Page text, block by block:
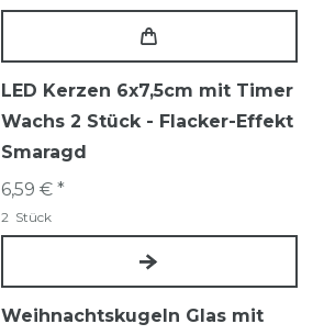
LED Kerzen 6x7,5cm mit Timer
Wachs 2 Stück - Flacker-Effekt
Smaragd
6,59 € *
2 Stück
Weihnachtskugeln Glas mit